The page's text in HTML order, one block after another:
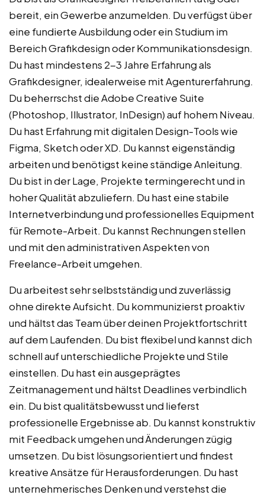
bereit, ein Gewerbe anzumelden. Du verfügst über
eine fundierte Ausbildung oder ein Studium im
Bereich Grafikdesign oder Kommunikationsdesign.
Du hast mindestens 2-3 Jahre Erfahrung als
Grafikdesigner, idealerweise mit Agenturerfahrung.
Du beherrschst die Adobe Creative Suite
(Photoshop, Illustrator, InDesign) auf hohem Niveau.
Du hast Erfahrung mit digitalen Design-Tools wie
Figma, Sketch oder XD. Du kannst eigenständig
arbeiten und benötigst keine ständige Anleitung.
Du bist in der Lage, Projekte termingerecht und in
hoher Qualität abzuliefern. Du hast eine stabile
Internetverbindung und professionelles Equipment
für Remote-Arbeit. Du kannst Rechnungen stellen
und mit den administrativen Aspekten von
Freelance-Arbeit umgehen.
Du arbeitest sehr selbstständig und zuverlässig
ohne direkte Aufsicht. Du kommunizierst proaktiv
und hältst das Team über deinen Projektfortschritt
auf dem Laufenden. Du bist flexibel und kannst dich
schnell auf unterschiedliche Projekte und Stile
einstellen. Du hast ein ausgeprägtes
Zeitmanagement und hältst Deadlines verbindlich
ein. Du bist qualitätsbewusst und lieferst
professionelle Ergebnisse ab. Du kannst konstruktiv
mit Feedback umgehen und Änderungen zügig
umsetzen. Du bist lösungsorientiert und findest
kreative Ansätze für Herausforderungen. Du hast
unternehmerisches Denken und verstehst die